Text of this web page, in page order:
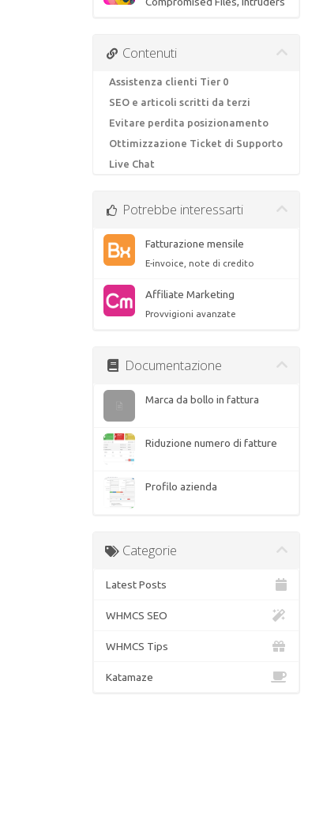
Contenuti
Assistenza clienti Tier 0
SEO e articoli scritti da terzi
Evitare perdita posizionamento
Ottimizzazione Ticket di Supporto
Live Chat
Potrebbe interessarti
Fatturazione mensile
E-invoice, note di credito
Affiliate Marketing
Provvigioni avanzate
Documentazione
Marca da bollo in fattura
Riduzione numero di fatture
Profilo azienda
Categorie
Latest Posts
WHMCS SEO
WHMCS Tips
Katamaze